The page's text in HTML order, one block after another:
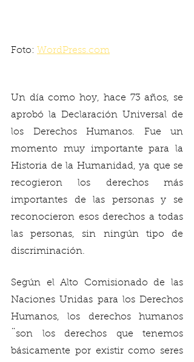
Foto: WordPress.com
Un día como hoy, hace 73 años, se
aprobó la Declaración Universal de
los Derechos Humanos. Fue un
momento muy importante para la
Historia de la Humanidad, ya que se
recogieron los derechos más
importantes de las personas y se
reconocieron esos derechos a todas
las personas, sin ningún tipo de
discriminación.
Según el Alto Comisionado de las
Naciones Unidas para los Derechos
Humanos, los derechos humanos
¨son los derechos que tenemos
básicamente por existir como seres